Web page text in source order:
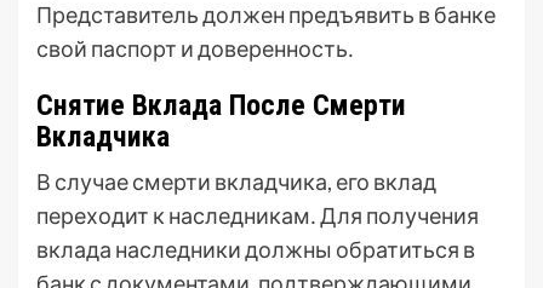
Представитель должен предъявить в банке
свой паспорт и доверенность․
Снятие Вклада После Смерти
Вкладчика
В случае смерти вкладчика, его вклад
переходит к наследникам․ Для получения
вклада наследники должны обратиться в